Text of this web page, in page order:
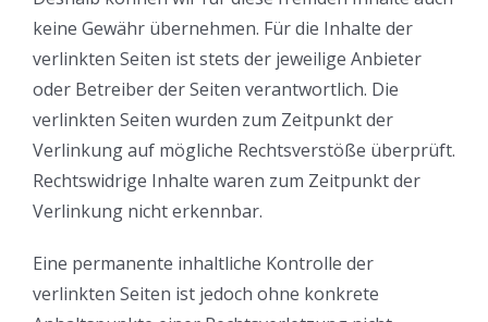
keine Gewähr übernehmen. Für die Inhalte der
verlinkten Seiten ist stets der jeweilige Anbieter
oder Betreiber der Seiten verantwortlich. Die
verlinkten Seiten wurden zum Zeitpunkt der
Verlinkung auf mögliche Rechtsverstöße überprüft.
Rechtswidrige Inhalte waren zum Zeitpunkt der
Verlinkung nicht erkennbar.
Eine permanente inhaltliche Kontrolle der
verlinkten Seiten ist jedoch ohne konkrete